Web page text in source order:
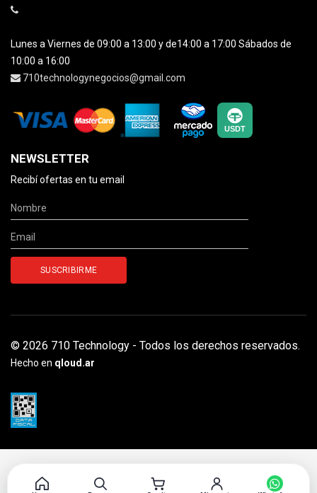
Lunes a Viernes de 09:00 a 13:00 y de14:00 a 17:00 Sábados de
10:00 a 16:00
710technologynegocios@gmail.com
NEWSLETTER
Recibí ofertas en tu email
© 2026 710 Technology - Todos los derechos reservados.
Hecho en qloud.ar